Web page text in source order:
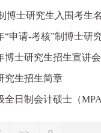
博士研究生入围考生
“申请-考核”制博士研
士研究生招生宣讲会
究生招生简章
全日制会计硕士（